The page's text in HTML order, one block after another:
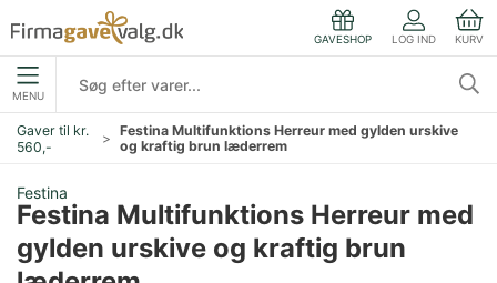
GAVESHOP LOG IND KURV
MENU
Gaver til kr.
560,-
Festina Multifunktions Herreur med gylden urskive
og kraftig brun læderrem
Festina
Festina Multifunktions Herreur med
gylden urskive og kraftig brun